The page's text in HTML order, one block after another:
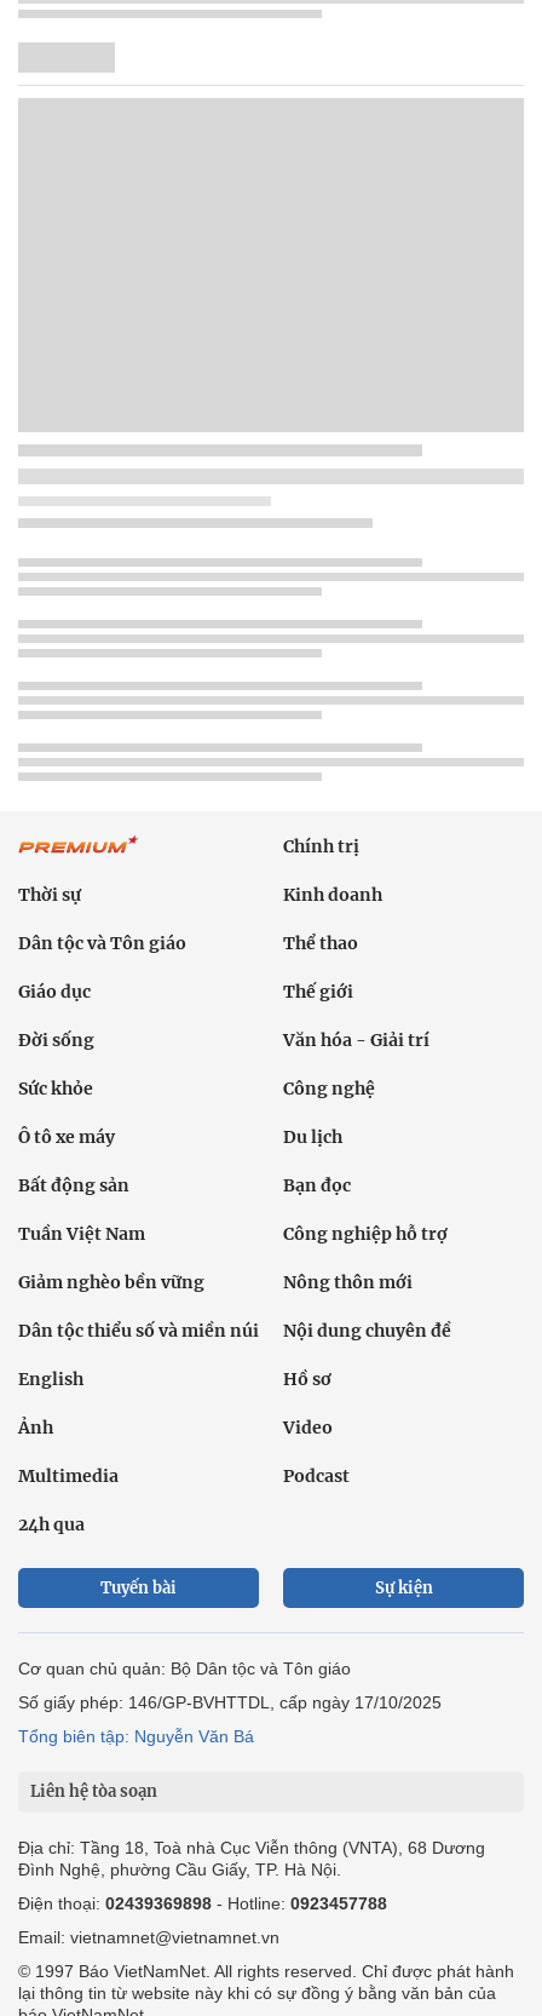
Chính trị
Thời sự Kinh doanh
Dân tộc và Tôn giáo Thể thao
Giáo dục Thế giới
Đời sống Văn hóa - Giải trí
Sức khỏe Công nghệ
Ô tô xe máy Du lịch
Bất động sản Bạn đọc
Tuần Việt Nam Công nghiệp hỗ trợ
Giảm nghèo bền vững Nông thôn mới
Dân tộc thiểu số và miền núi Nội dung chuyên đề
English Hồ sơ
Ảnh Video
Multimedia Podcast
24h qua
Tuyến bài Sự kiện
Cơ quan chủ quản: Bộ Dân tộc và Tôn giáo
Số giấy phép: 146/GP-BVHTTDL, cấp ngày 17/10/2025
Tổng biên tập: Nguyễn Văn Bá
Liên hệ tòa soạn
Địa chỉ: Tầng 18, Toà nhà Cục Viễn thông (VNTA), 68 Dương
Đình Nghệ, phường Cầu Giấy, TP. Hà Nội.
Điện thoại: 02439369898 - Hotline: 0923457788
Email: vietnamnet@vietnamnet.vn
© 1997 Báo VietNamNet. All rights reserved. Chỉ được phát hành
lại thông tin từ website này khi có sự đồng ý bằng văn bản của